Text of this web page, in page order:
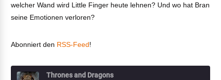
welcher Wand wird Little Finger heute lehnen? Und wo hat Bran
seine Emotionen verloren?
Abonniert den RSS-Feed!
Thrones and Dragons